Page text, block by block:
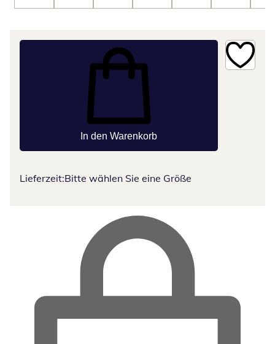
In den Warenkorb
Lieferzeit:Bitte wählen Sie eine Größe